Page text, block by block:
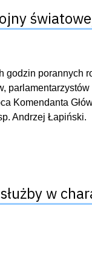
porannych
Komendanta
Andrzej Łapiński.
w